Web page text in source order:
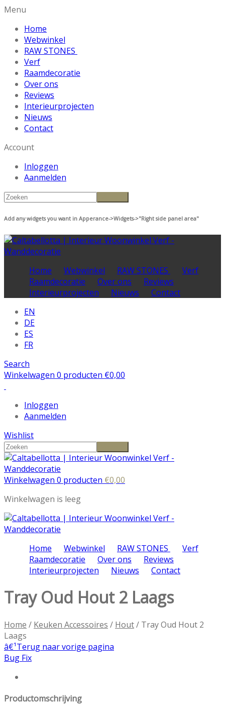
Menu
Home
Webwinkel
RAW STONES
Verf
Raamdecoratie
Over ons
Reviews
Interieurprojecten
Nieuws
Contact
Account
Inloggen
Aanmelden
Add any widgets you want in Apperance->Widgets->"Right side panel area"
Home Webwinkel RAW STONES
Verf
Raamdecoratie
Over ons
Reviews
Interieurprojecten
Nieuws
Contact
EN
DE
ES
FR
Search
Winkelwagen 0 producten €0,00
Inloggen
Aanmelden
Wishlist
Winkelwagen 0 producten €0,00
Winkelwagen is leeg
Home Webwinkel RAW STONES
Verf
Raamdecoratie
Over ons
Reviews
Interieurprojecten
Nieuws Contact
Tray Oud Hout 2 Laags
Home / Keuken Accessoires / Hout/ Tray Oud Hout 2
Laags
â€¹Terug naar vorige pagina
Bug Fix
Productomschrijving